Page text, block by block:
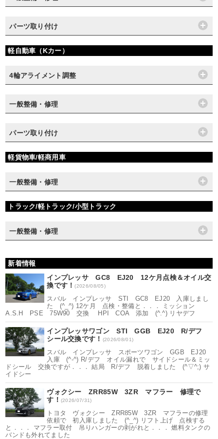
パーツ取り付け
軽自動車（Kカー）
4輪アライメント調整
一般整備・修理
パーツ取り付け
軽貨物車/軽商用車
一般整備・修理
トラック/軽トラック/小型トラック
一般整備・修理
新着情報
インプレッサ GC8 EJ20 12ケ月点検＆オイル交
換です！(2026/08/05)
スバル インプレッサ STI GC8 EJ20 入庫しまし
た (^_^) 12ケ月 点検・整備と．．． ミッション
A.S.H PSE 75W90 交換 HPI COA 添加 (^.^) リヤデフ
インプレッサワゴン STI GGB EJ20 R/デフ
シール交換です！ (2026/08/01)
スバル インプレッサ スポーツワゴン GGB EJ20
入庫 (^-^) R/デフ オイル漏れで サイドシール＆ミッ
ドシール 交換ですが．．． 結局 R/デフ 脱着しました (^▽^;) サ
イドシー
ヴォクシー ZRR85W 3ZR マフラー 修理で
す！ (2026/07/31)
トヨタ ヴォクシー ZRR85W 3ZR マフラーの修理
依頼で 初入庫しました (^_^) リフト上げ 点検する
と．．． マフラー取付 吊りハンガーの剥がれと．．． 燃料タンクの
バンドも外れてました